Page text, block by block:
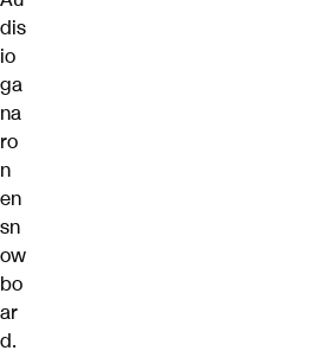
dis
io
ga
na
ro
n
en
sn
ow
bo
ar
d.